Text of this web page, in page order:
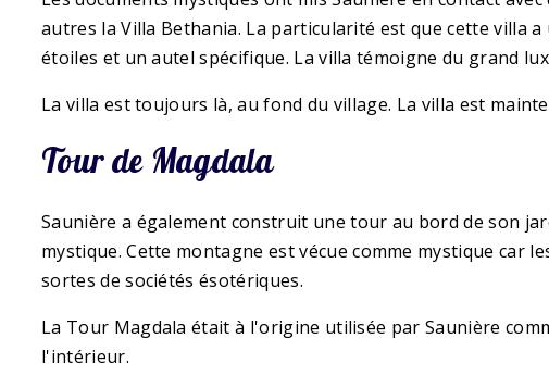
autres la Villa Bethania. La particularité est que cette villa
étoiles et un autel spécifique. La villa témoigne du grand
La villa est toujours là, au fond du village. La villa est
Tour de Magdala
Saunière a également construit une tour au bord de son
mystique. Cette montagne est vécue comme mystique car
sortes de sociétés ésotériques.
La Tour Magdala était à l'origine utilisée par Saunière
l'intérieur.